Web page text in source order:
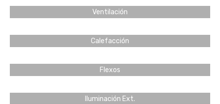
Ventilación
Calefacción
Flexos
Iluminación Ext.